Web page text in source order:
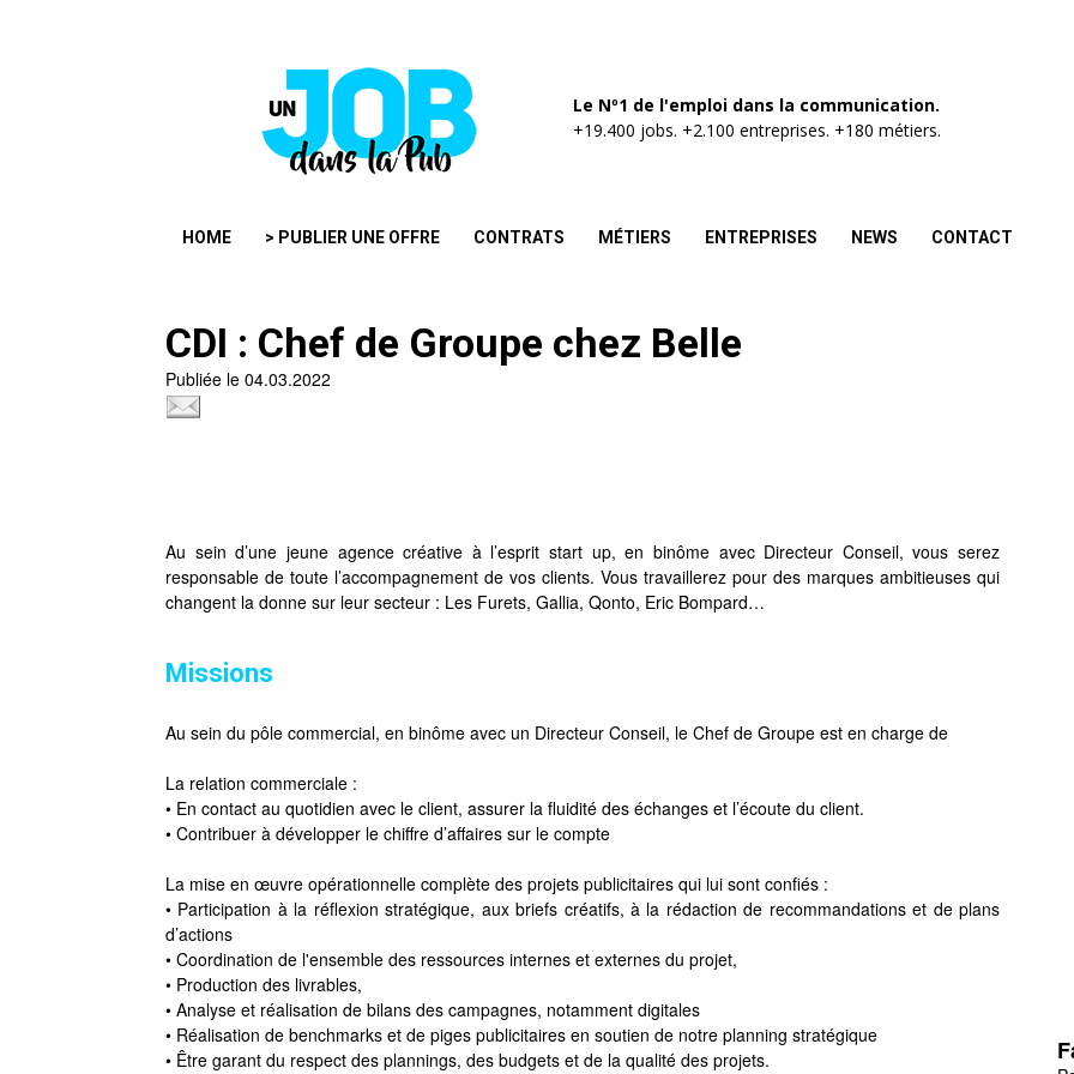
Le Nº1 de l'emploi dans la communication.
+19.400 jobs. +2.100 entreprises. +180 métiers.
HOME > PUBLIER UNE OFFRE CONTRATS MÉTIERS ENTREPRISES NEWS CONTACT
CDI : Chef de Groupe chez Belle
Publiée le 04.03.2022
Au sein d’une jeune agence créative à l’esprit start up, en binôme avec Directeur Conseil, vous serez
responsable de toute l’accompagnement de vos clients. Vous travaillerez pour des marques ambitieuses qui
changent la donne sur leur secteur : Les Furets, Gallia, Qonto, Eric Bompard…
Missions
Au sein du pôle commercial, en binôme avec un Directeur Conseil, le Chef de Groupe est en charge de
La relation commerciale :
• En contact au quotidien avec le client, assurer la fluidité des échanges et l’écoute du client.
• Contribuer à développer le chiffre d’affaires sur le compte
La mise en œuvre opérationnelle complète des projets publicitaires qui lui sont confiés :
• Participation à la réflexion stratégique, aux briefs créatifs, à la rédaction de recommandations et de plans
d’actions
• Coordination de l'ensemble des ressources internes et externes du projet,
• Production des livrables,
• Analyse et réalisation de bilans des campagnes, notamment digitales
• Réalisation de benchmarks et de piges publicitaires en soutien de notre planning stratégique
• Être garant du respect des plannings, des budgets et de la qualité des projets.